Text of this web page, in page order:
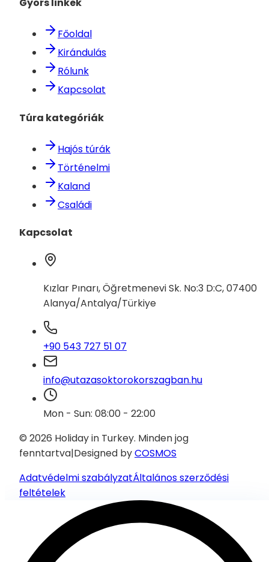
Gyors linkek
Főoldal
Kirándulás
Rólunk
Kapcsolat
Túra kategóriák
Hajós túrák
Történelmi
Kaland
Családi
Kapcsolat
Kızlar Pınarı, Öğretmenevi Sk. No:3 D:C, 07400
Alanya/Antalya/Türkiye
+90 543 727 51 07
info@utazasoktorokorszagban.hu
Mon - Sun: 08:00 - 22:00
© 2026 Holiday in Turkey. Minden jog
fenntartva|Designed byCOSMOS
Adatvédelmi szabályzatÁltalános szerződési
feltételek